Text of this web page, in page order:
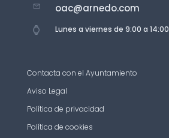
oac@arnedo.com
Lunes a viernes de 9:00 a 14:00
Contacta con el Ayuntamiento
Aviso Legal
Política de privacidad
Política de cookies